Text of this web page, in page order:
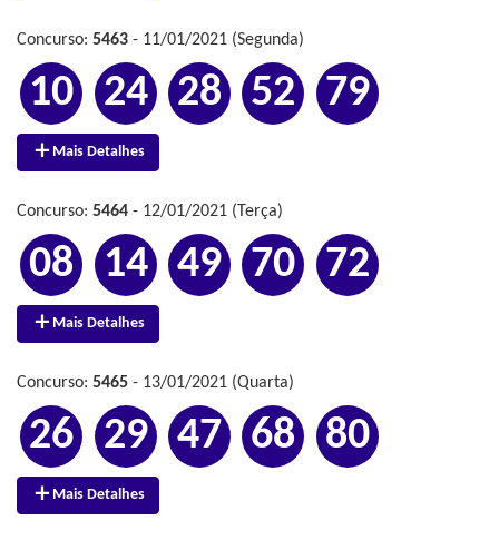
Concurso: 5463 - 11/01/2021 (Segunda)
10 24 28 52 79
Mais Detalhes
Concurso: 5464 - 12/01/2021 (Terça)
08 14 49 70 72
Mais Detalhes
Concurso: 5465 - 13/01/2021 (Quarta)
26 29 47 68 80
Mais Detalhes